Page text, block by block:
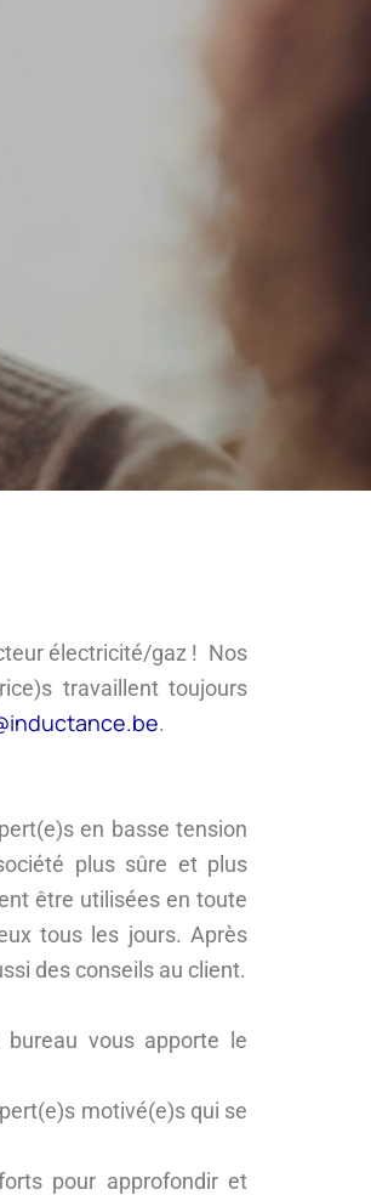
électricité/gaz ! Nos
travaillent toujours
.
en basse tension
plus sûre et plus
être utilisées en toute
tous les jours. Après
des conseils au client.
vous apporte le
motivé(e)s qui se
pour approfondir et